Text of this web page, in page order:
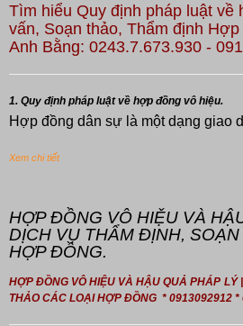
Tìm hiểu Quy định pháp luật về
vấn, Soạn thảo, Thẩm định
Anh Bằng: 0243.7.673.930 -
1. Quy định pháp luật về hợp đồng vô hiệu.
Hợp đồng dân sự là một dạng giao
Xem chi tiết
HỢP ĐỒNG VÔ HIỆU VÀ
DỊCH VỤ THẨM ĐỊNH,
HỢP ĐỒNG.
HỢP ĐỒNG VÔ HIỆU VÀ HẬU QUẢ PHÁP LÝ
THẢO CÁC LOẠI HỢP ĐỒNG * 0913092912 *